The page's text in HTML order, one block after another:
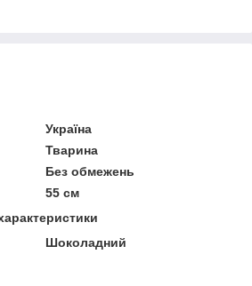
Україна
Тварина
Без обмежень
55 см
Шоколадний